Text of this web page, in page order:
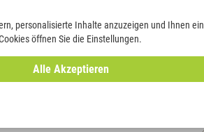
personalisierte Inhalte anzuzeigen und Ihnen ein
öffnen Sie die Einstellungen.
Alle Akzeptieren